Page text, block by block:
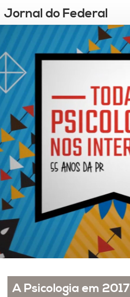
Jornal do Federal
A Psicologia em 2017